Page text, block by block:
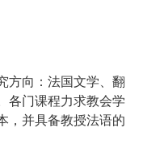
方向：法国文学、翻
各门课程力求教会学
，并具备教授法语的